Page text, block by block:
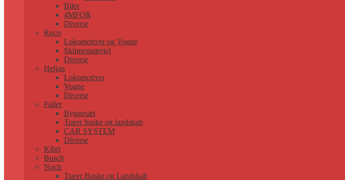
Biler
4MFOR
Diverse
Roco
Lokomotiver og Vogne
Skinnemateriel
Diverse
Heljan
Lokomotiver
Vogne
Diverse
Faller
Byggesæt
Træer buske og landskab
CAR SYSTEM
Diverse
Kibri
Busch
Noch
Træer Buske og Landskab